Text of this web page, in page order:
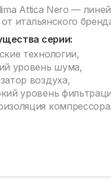
Attica Nero —
итальянского
серии:
технологии,
уровень шума,
воздуха,
уровень
компрессора.